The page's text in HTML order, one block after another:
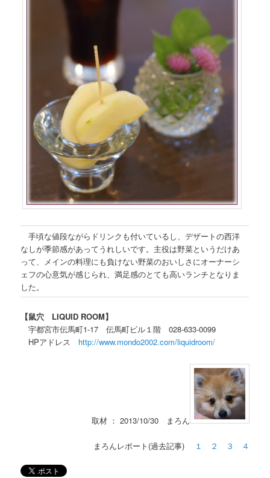
手頃な値段ながらドリンクも付いているし、デザートの西洋
なしが季節感があってうれしいです。主役は野菜というだけあ
って、メインの料理にも負けない野菜のおいしさにオーナーシ
ェフの心意気が感じられ、満足感のとても高いランチとなりま
した。
【鼠穴 LIQUID ROOM】
宇都宮市伝馬町1-17 伝馬町ビル１階 028-633-0099
HPアドレス http://www.mondo2002.com/liquidroom/
取材 ： 2013/10/30 まろん
まろんレポート(過去記事) １ ２ ３ ４